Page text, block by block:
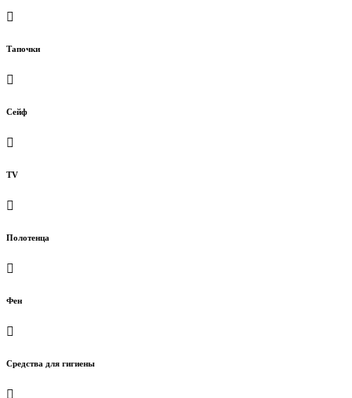
Тапочки
Сейф
TV
Полотенца
Фен
Средства для гигиены